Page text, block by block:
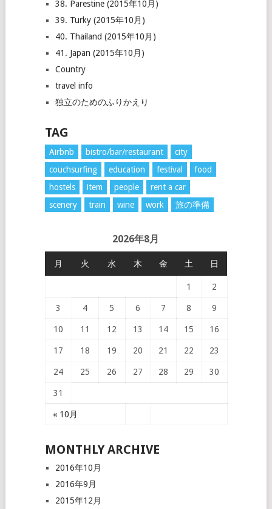
38. Parestine (2015年10月)
39. Turky (2015年10月)
40. Thailand (2015年10月)
41. Japan (2015年10月)
Country
travel info
独立のためのふりかえり
TAG
Airbnb bistro/bar/restaurant
city
couchsurfing
education festival
food
hostels
item people
rent a car
scenery
train wine work 旅の準備
2026年8月
月 火 水 木 金 土 日
« 10月
1 2
3 4 5 6 7 8 9
10 11 12 13 14 15 16
17 18 19 20 21 22 23
24 25 26 27 28 29 30
31
MONTHLY ARCHIVE
2016年10月
2016年9月
2015年12月